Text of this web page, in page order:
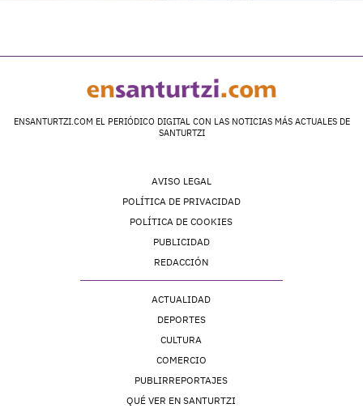
ENSANTURTZI.COM EL PERIÓDICO DIGITAL CON LAS NOTICIAS MÁS ACTUALES DE
SANTURTZI
AVISO LEGAL
POLÍTICA DE PRIVACIDAD
POLÍTICA DE COOKIES
PUBLICIDAD
REDACCIÓN
ACTUALIDAD
DEPORTES
CULTURA
COMERCIO
PUBLIRREPORTAJES
QUÉ VER EN SANTURTZI